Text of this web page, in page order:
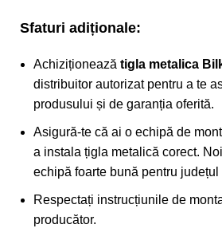
Sfaturi adiționale:
Achiziționează tigla metalica
distribuitor autorizat pentru a te
produsului și de garanția oferită.
Asigură-te că ai o echipă de
a instala țigla metalică corect.
echipă foarte bună pentru județul
Respectați instrucțiunile de
producător.